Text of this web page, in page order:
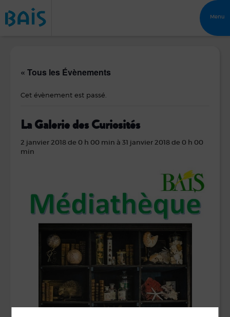
Menu
« Tous les Évènements
Cet évènement est passé.
La Galerie des Curiosités
2 janvier 2018 de 0 h 00 min à 31 janvier 2018 de 0 h 00
min